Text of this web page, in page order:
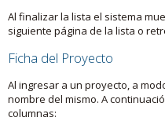
Al finalizar la lista el sistema
siguiente página de la lista o
Ficha del Proyecto
Al ingresar a un proyecto, a
nombre del mismo. A
columnas: